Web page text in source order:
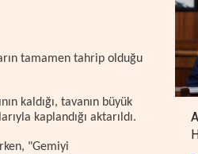
tamamen tahrip olduğu
kaldığı, tavanın büyük
kaplandığı aktarıldı.
"Gemiyi